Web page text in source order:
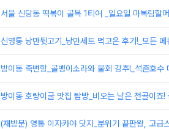
서울 신당동 떡볶이 골목 1티어 _일요일 마복림할
신영통 낭만뒷고기_낭만세트 먹고온 후기!_모든
방이동 죽변항_골뱅이소라와 물회 강추!_석촌호수
방이동 호랑이굴 맛집 탐방_비오는 날은 전골이죠!
(재방문) 영통 이자카야 닷지_분위기 끝판왕, 고급